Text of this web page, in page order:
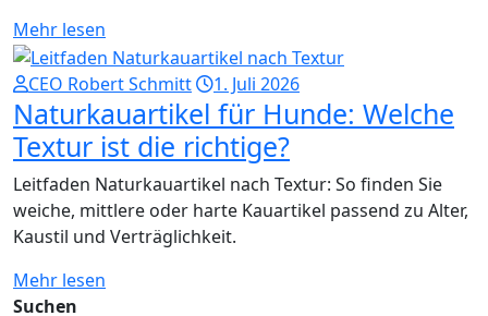
Mehr lesen
CEO Robert Schmitt 1. Juli 2026
Naturkauartikel für Hunde: Welche
Textur ist die richtige?
Leitfaden Naturkauartikel nach Textur: So finden Sie
weiche, mittlere oder harte Kauartikel passend zu Alter,
Kaustil und Verträglichkeit.
Mehr lesen
Suchen